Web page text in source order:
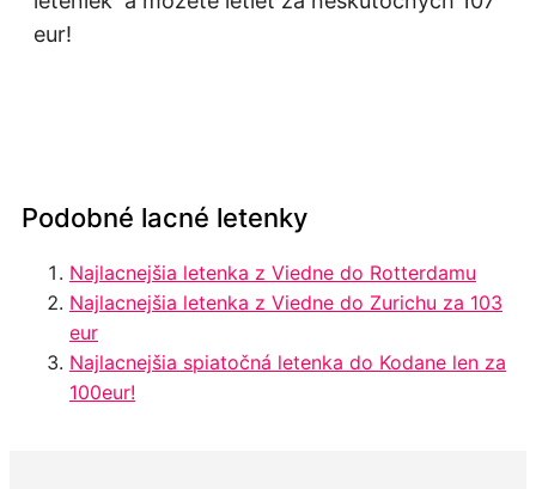
eur!
Podobné lacné letenky
Najlacnejšia letenka z Viedne do Rotterdamu
Najlacnejšia letenka z Viedne do Zurichu za 103
eur
Najlacnejšia spiatočná letenka do Kodane len za
100eur!